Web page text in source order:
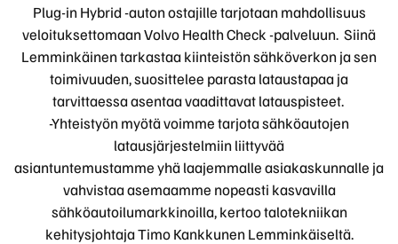
Plug-in Hybrid -auton ostajille tarjotaan mahdollisuus
veloituksettomaan Volvo Health Check -palveluun. Siinä
Lemminkäinen tarkastaa kiinteistön sähköverkon ja sen
toimivuuden, suosittelee parasta lataustapaa ja
tarvittaessa asentaa vaadittavat latauspisteet.
-Yhteistyön myötä voimme tarjota sähköautojen
latausjärjestelmiin liittyvää
asiantuntemustamme yhä laajemmalle asiakaskunnalle ja
vahvistaa asemaamme nopeasti kasvavilla
sähköautoilumarkkinoilla, kertoo talotekniikan
kehitysjohtaja Timo Kankkunen Lemminkäiseltä.